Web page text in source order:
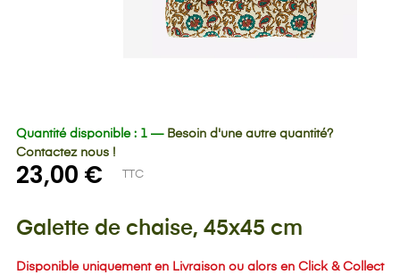
Quantité disponible : 1 — Besoin d'une autre quantité?
Contactez nous !
23,00 € TTC
Galette de chaise, 45x45 cm
Disponible uniquement en Livraison ou alors en Click & Collect